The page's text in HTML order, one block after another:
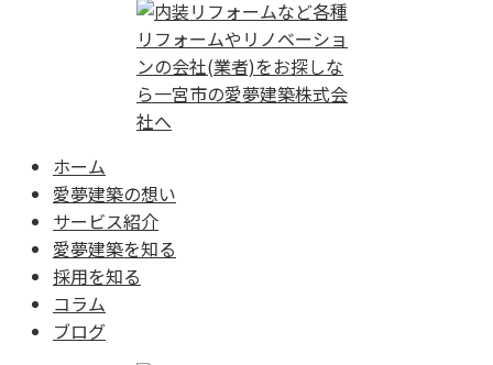
ホーム
愛夢建築の想い
サービス紹介
愛夢建築を知る
採用を知る
コラム
ブログ